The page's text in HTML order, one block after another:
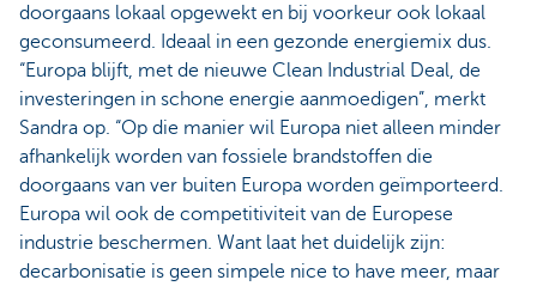
doorgaans lokaal opgewekt en bij voorkeur ook lokaal
geconsumeerd. Ideaal in een gezonde energiemix dus.
“Europa blijft, met de nieuwe Clean Industrial Deal, de
investeringen in schone energie aanmoedigen”, merkt
Sandra op. “Op die manier wil Europa niet alleen minder
afhankelijk worden van fossiele brandstoffen die
doorgaans van ver buiten Europa worden geïmporteerd.
Europa wil ook de competitiviteit van de Europese
industrie beschermen. Want laat het duidelijk zijn:
decarbonisatie is geen simpele nice to have meer, maar